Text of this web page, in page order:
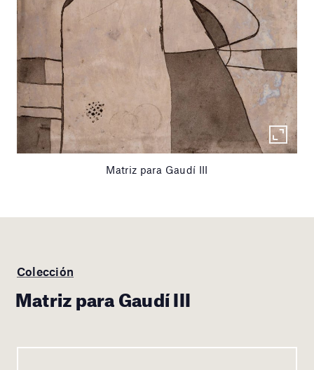
Matriz para Gaudí III
Colección
Matriz para Gaudí III